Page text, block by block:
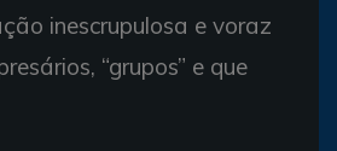
inescrupulosa e voraz
“grupos” e que